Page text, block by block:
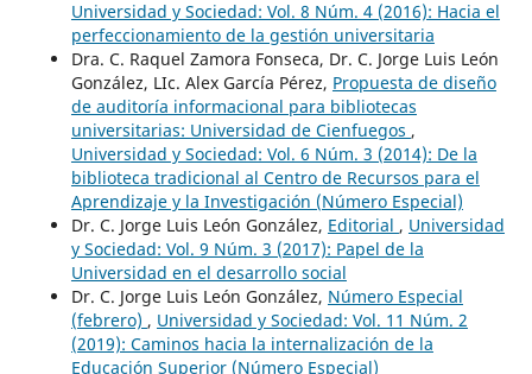
Universidad y Sociedad: Vol. 8 Núm. 4 (2016): Hacia el
perfeccionamiento de la gestión universitaria
Dra. C. Raquel Zamora Fonseca, Dr. C. Jorge Luis León
González, LIc. Alex García Pérez, Propuesta de diseño
de auditoría informacional para bibliotecas
universitarias: Universidad de Cienfuegos ,
Universidad y Sociedad: Vol. 6 Núm. 3 (2014): De la
biblioteca tradicional al Centro de Recursos para el
Aprendizaje y la Investigación (Número Especial)
Dr. C. Jorge Luis León González, Editorial , Universidad
y Sociedad: Vol. 9 Núm. 3 (2017): Papel de la
Universidad en el desarrollo social
Dr. C. Jorge Luis León González, Número Especial
(febrero) , Universidad y Sociedad: Vol. 11 Núm. 2
(2019): Caminos hacia la internalización de la
Educación Superior (Número Especial)